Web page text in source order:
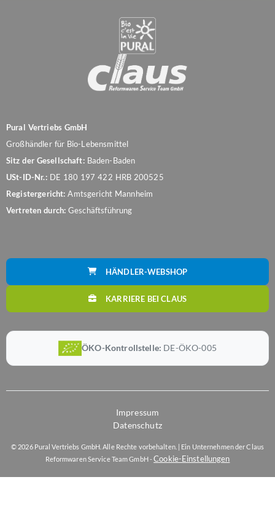
Pural Vertriebs GmbH
Großhändler für Bio-Lebensmittel
Sitz der Gesellschaft:Baden-Baden
USt-ID-Nr.:DE 180 197 422 HRB 200525
Registergericht: Amtsgericht Mannheim
Vertreten durch: Geschäftsführung
HÄNDLER-WEBSHOP
KARRIERE BEI CLAUS
ÖKO-Kontrollstelle: DE-ÖKO-005
Impressum
Datenschutz
© 2026 Pural Vertriebs GmbH. Alle Rechte vorbehalten. | Ein Unternehmen der Claus
Reformwaren Service Team GmbH -Cookie-Einstellungen